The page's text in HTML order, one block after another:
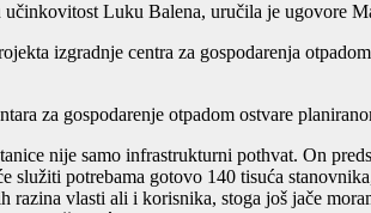
Luku Balena, uručila je ugovore
izgradnje centra za gospodarenja
za gospodarenje otpadom ostvare
nije samo infrastrukturni pothvat. On
potrebama gotovo 140 tisuća
vlasti ali i korisnika, stoga još jače